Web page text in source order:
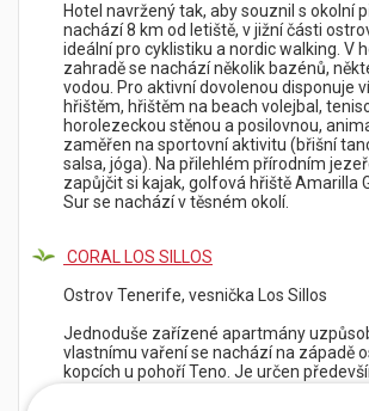
Hotel navržený tak, aby souznil s okolní
nachází 8 km od letiště, v jižní části
ideální pro cyklistiku a nordic walking. V
zahradě se nachází několik bazénů,
vodou. Pro aktivní dovolenou disponuje
hřištěm, hřištěm na beach volejbal,
horolezeckou stěnou a posilovnou,
zaměřen na sportovní aktivitu (břišní
salsa, jóga). Na přilehlém přírodním
zapůjčit si kajak, golfová hřiště Amarilla
Sur se nachází v těsném okolí.
CORAL LOS SILLOS
Ostrov Tenerife, vesnička Los Sillos
Jednoduše zařízené apartmány
vlastnímu vaření se nachází na západě
kopcích u pohoří Teno. Je určen